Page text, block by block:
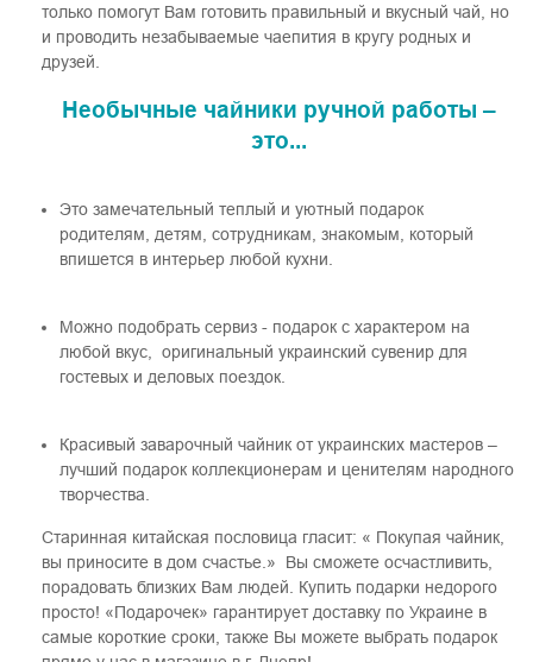
только помогут Вам готовить правильный и вкусный чай, но
и проводить незабываемые чаепития в кругу родных и
друзей.
Необычные чайники ручной работы –
это...
Это замечательный теплый и уютный подарок
родителям, детям, сотрудникам, знакомым, который
впишется в интерьер любой кухни.
Можно подобрать сервиз - подарок с характером на
любой вкус, оригинальный украинский сувенир для
гостевых и деловых поездок.
Красивый заварочный чайник от украинских мастеров –
лучший подарок коллекционерам и ценителям народного
творчества.
Старинная китайская пословица гласит: « Покупая чайник,
вы приносите в дом счастье.» Вы сможете осчастливить,
порадовать близких Вам людей. Купить подарки недорого
просто! «Подарочек» гарантирует доставку по Украине в
самые короткие сроки, также Вы можете выбрать подарок